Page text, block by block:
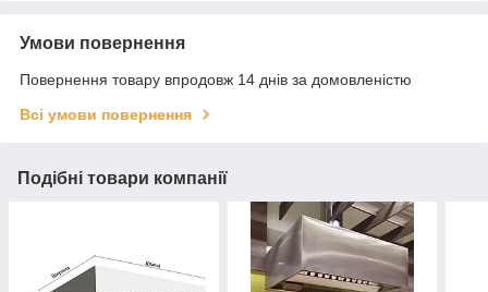
Умови повернення
Повернення товару впродовж 14 днів за домовленістю
Всі умови повернення
Подібні товари компанії